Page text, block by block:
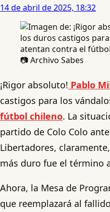
14 de abril de 2025, 18:32
📷 Archivo Sabes
¡Rigor absoluto! Pablo
castigos para los
fútbol chileno. La
partido de Colo Colo
Libertadores,
más duro fue el término
Ahora, la Mesa de
que reemplazará al